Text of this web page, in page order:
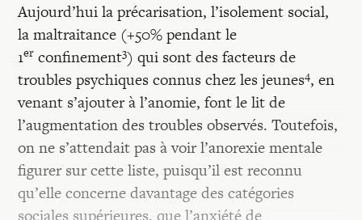
Aujourd’hui la précarisation, l’isolement social,
la maltraitance (+50% pendant le
1er confinement3) qui sont des facteurs de
troubles psychiques connus chez les jeunes4, en
venant s’ajouter à l’anomie, font le lit de
l’augmentation des troubles observés. Toutefois,
on ne s’attendait pas à voir l’anorexie mentale
figurer sur cette liste, puisqu’il est reconnu
qu’elle concerne davantage des catégories
sociales supérieures, que l’anxiété de